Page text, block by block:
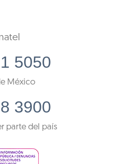
5050
México
3900
parte del país